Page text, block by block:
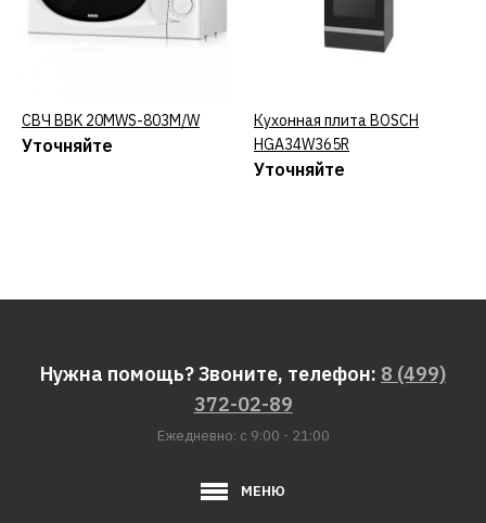
КУПИТЬ
СВЧ BBK 20MWS-803M/W
Уточняйте
КУПИТЬ
Кухонная плита BOSCH
HGA34W365R
Уточняйте
Нужна помощь? Звоните, телефон: 8 (499)
372-02-89
Ежедневно: с 9:00 - 21:00
МЕНЮ